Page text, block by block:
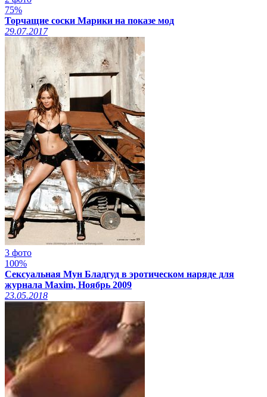
75%
Торчащие соски Марики на показе мод
29.07.2017
3 фото
100%
Сексуальная Мун Бладгуд в эротическом наряде для
журнала Maxim, Ноябрь 2009
23.05.2018